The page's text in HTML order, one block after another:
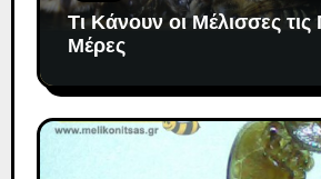
Τι Κάνουν οι Μέλισσες
Μέρες